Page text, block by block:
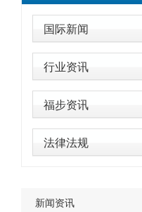
国际新闻
行业资讯
福步资讯
法律法规
新闻资讯